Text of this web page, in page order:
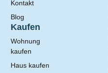
Kontakt
Blog
Kaufen
Wohnung
kaufen
Haus kaufen